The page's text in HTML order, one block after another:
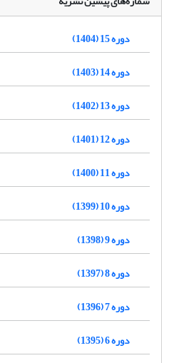
دوره 15 (1404)
دوره 14 (1403)
دوره 13 (1402)
دوره 12 (1401)
دوره 11 (1400)
دوره 10 (1399)
دوره 9 (1398)
دوره 8 (1397)
دوره 7 (1396)
دوره 6 (1395)